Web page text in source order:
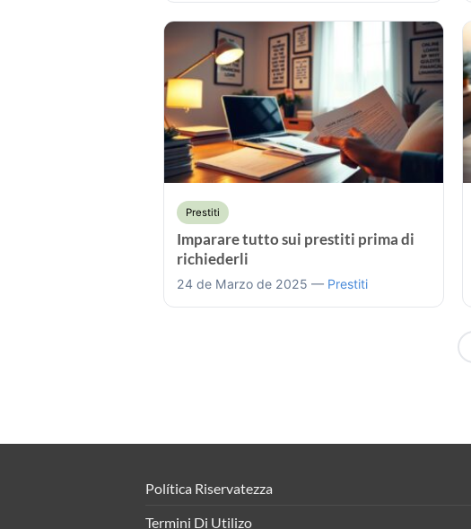
Prestiti
Imparare tutto sui prestiti prima di
richiederli
24 de Marzo de 2025 — Prestiti
Política Riservatezza
Termini Di Utilizo